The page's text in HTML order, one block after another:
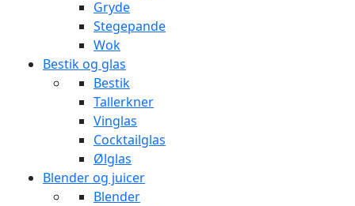
Gryde
Stegepande
Wok
Bestik og glas
Bestik
Tallerkner
Vinglas
Cocktailglas
Ølglas
Blender og juicer
Blender